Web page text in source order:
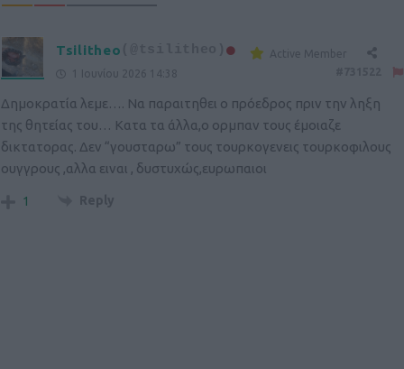
Tsilitheo
Active Member
1 Ιουνίου 2026 14:38
Δημοκρατία λεμε…. Να παραιτηθει ο πρόεδρος πριν την ληξη
της θητείας του… Κατα τα άλλα,ο ορμπαν τους έμοιαζε
δικτατορας. Δεν “γουσταρω” τους τουρκογενεις τουρκοφιλους
ουγγρους ,αλλα ειναι , δυστυχώς,ευρωπαιοι
1 Reply